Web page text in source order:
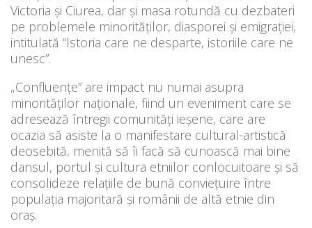
Victoria și Ciurea, dar și masa rotundă cu dezbateri
pe problemele minorităţilor, diasporei şi emigraţiei,
intitulată “Istoria care ne desparte, istoriile care ne
unesc”.
„Confluențe” are impact nu numai asupra
minorităților naționale, fiind un eveniment care se
adresează întregii comunități ieșene, care are
ocazia să asiste la o manifestare cultural-artistică
deosebită, menită să îi facă să cunoască mai bine
dansul, portul și cultura etniilor conlocuitoare și să
consolideze relațiile de bună conviețuire între
populația majoritară și românii de altă etnie din
oraș.